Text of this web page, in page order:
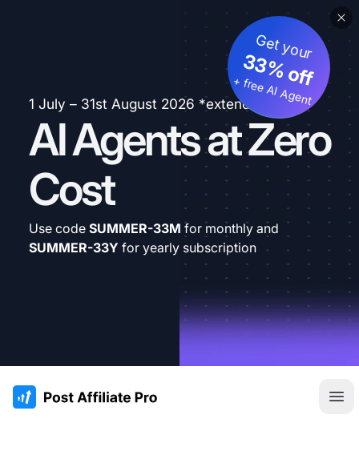
1 July – 31st August 2026 *extended
AI Agents at Zero
Cost
Get your
33% off
+ free AI Agent
Use code SUMMER-33M for monthly and
SUMMER-33Y for yearly subscription
:site.title